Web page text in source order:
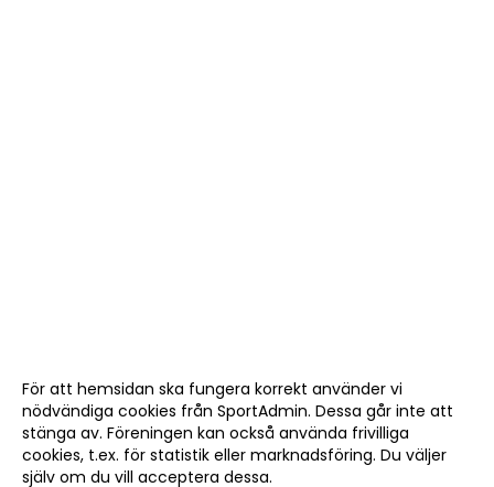
För att hemsidan ska fungera korrekt använder vi
nödvändiga cookies från SportAdmin. Dessa går inte att
stänga av. Föreningen kan också använda frivilliga
cookies, t.ex. för statistik eller marknadsföring. Du väljer
själv om du vill acceptera dessa.